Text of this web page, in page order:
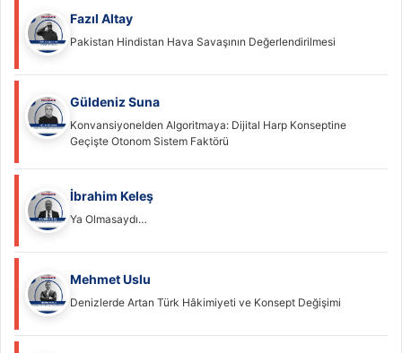
Fazıl Altay
Pakistan Hindistan Hava Savaşının Değerlendirilmesi
Güldeniz Suna
Konvansiyonelden Algoritmaya: Dijital Harp Konseptine
Geçişte Otonom Sistem Faktörü
İbrahim Keleş
Ya Olmasaydı…
Mehmet Uslu
Denizlerde Artan Türk Hâkimiyeti ve Konsept Değişimi